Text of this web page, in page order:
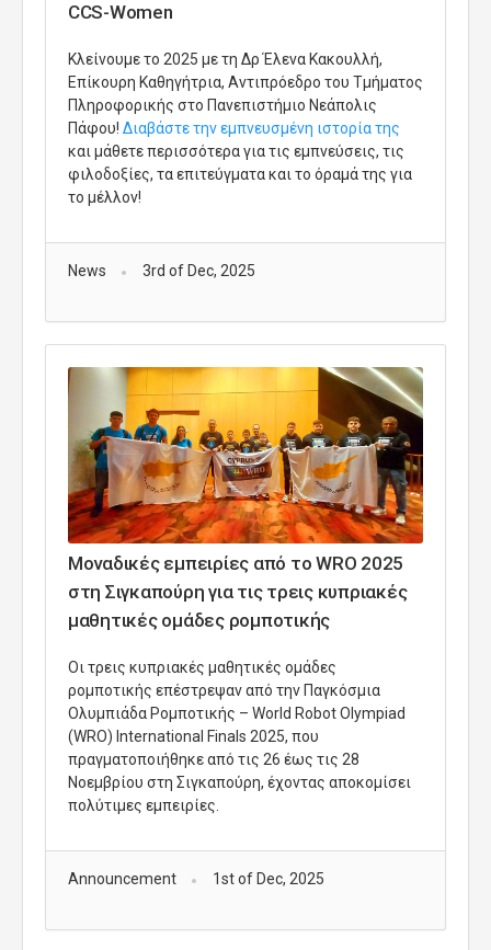
CCS-Women
Κλείνουμε το 2025 με τη Δρ Έλενα Κακουλλή,
Επίκουρη Καθηγήτρια, Αντιπρόεδρο του Τμήματος
Πληροφορικής στο Πανεπιστήμιο Νεάπολις
Πάφου! Διαβάστε την εμπνευσμένη ιστορία της
και μάθετε περισσότερα για τις εμπνεύσεις, τις
φιλοδοξίες, τα επιτεύγματα και το όραμά της για
το μέλλον!
News 3rd of Dec, 2025
Μοναδικές εμπειρίες από το WRO 2025
στη Σιγκαπούρη για τις τρεις κυπριακές
μαθητικές ομάδες ρομποτικής
Οι τρεις κυπριακές μαθητικές ομάδες
ρομποτικής επέστρεψαν από την Παγκόσμια
Ολυμπιάδα Ρομποτικής – World Robot Olympiad
(WRO) International Finals 2025, που
πραγματοποιήθηκε από τις 26 έως τις 28
Νοεμβρίου στη Σιγκαπούρη, έχοντας αποκομίσει
πολύτιμες εμπειρίες.
Announcement 1st of Dec, 2025